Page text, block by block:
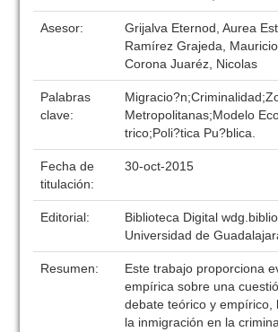
Asesor:
Grijalva Eternod, Aurea
Ramírez Grajeda, Mauricio
Corona Juaréz, Nicolas
Palabras
clave:
Metropolitanas;Modelo
trico;Poli?tica Pu?blica.
Fecha de
titulación:
30-oct-2015
Editorial:
Biblioteca Digital wdg.biblio
Universidad de
Resumen:
Este trabajo proporciona
empírica sobre una
debate teórico y empírico,
la inmigración en la